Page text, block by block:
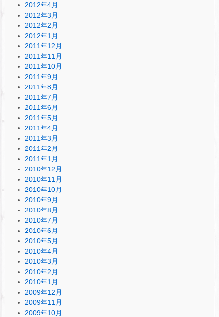
2012年4月
2012年3月
2012年2月
2012年1月
2011年12月
2011年11月
2011年10月
2011年9月
2011年8月
2011年7月
2011年6月
2011年5月
2011年4月
2011年3月
2011年2月
2011年1月
2010年12月
2010年11月
2010年10月
2010年9月
2010年8月
2010年7月
2010年6月
2010年5月
2010年4月
2010年3月
2010年2月
2010年1月
2009年12月
2009年11月
2009年10月